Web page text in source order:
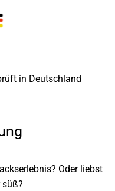
in Deutschland
Oder liebst
süß?